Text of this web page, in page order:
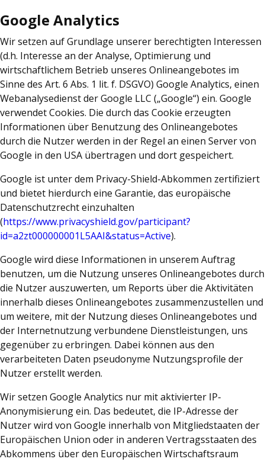
Google Analytics
Wir setzen auf Grundlage unserer berechtigten Interessen
(d.h. Interesse an der Analyse, Optimierung und
wirtschaftlichem Betrieb unseres Onlineangebotes im
Sinne des Art. 6 Abs. 1 lit. f. DSGVO) Google Analytics, einen
Webanalysedienst der Google LLC („Google“) ein. Google
verwendet Cookies. Die durch das Cookie erzeugten
Informationen über Benutzung des Onlineangebotes
durch die Nutzer werden in der Regel an einen Server von
Google in den USA übertragen und dort gespeichert.
Google ist unter dem Privacy-Shield-Abkommen zertifiziert
und bietet hierdurch eine Garantie, das europäische
Datenschutzrecht einzuhalten
(https://www.privacyshield.gov/participant?
id=a2zt000000001L5AAI&status=Active).
Google wird diese Informationen in unserem Auftrag
benutzen, um die Nutzung unseres Onlineangebotes durch
die Nutzer auszuwerten, um Reports über die Aktivitäten
innerhalb dieses Onlineangebotes zusammenzustellen und
um weitere, mit der Nutzung dieses Onlineangebotes und
der Internetnutzung verbundene Dienstleistungen, uns
gegenüber zu erbringen. Dabei können aus den
verarbeiteten Daten pseudonyme Nutzungsprofile der
Nutzer erstellt werden.
Wir setzen Google Analytics nur mit aktivierter IP-
Anonymisierung ein. Das bedeutet, die IP-Adresse der
Nutzer wird von Google innerhalb von Mitgliedstaaten der
Europäischen Union oder in anderen Vertragsstaaten des
Abkommens über den Europäischen Wirtschaftsraum